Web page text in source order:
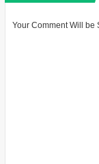
Your Comment Will be